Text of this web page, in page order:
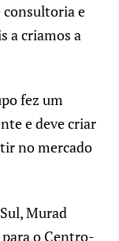
consultoria e
a criamos a
fez um
e deve criar
no mercado
Murad
o Centro-